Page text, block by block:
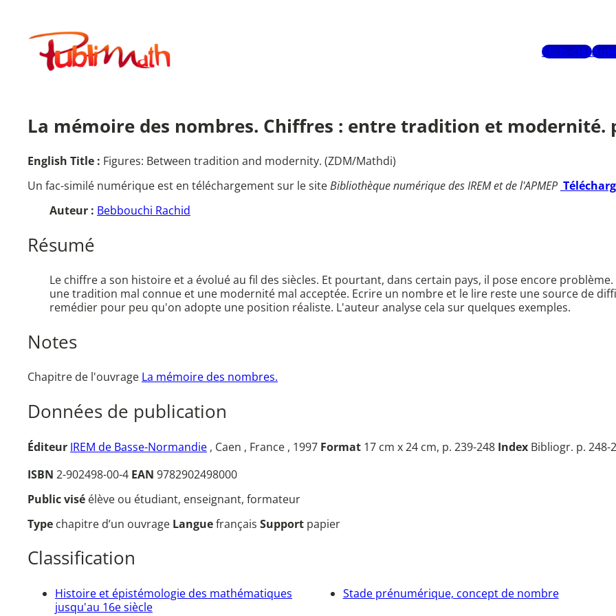
contenuPublimath
Mots-clés
La mémoire des nombres. Chiffres : entre tradition et modernité.
English Title : Figures: Between tradition and modernity. (ZDM/Mathdi)
Un fac-similé numérique est en téléchargement sur le siteBibliothèque numérique des IREM et de l'APMEP
Auteur : Bebbouchi Rachid
Résumé
Le chiffre a son histoire et a évolué au fil des siècles. Et pourtant, dans certain pays, il pose encore
une tradition mal connue et une modernité mal acceptée. Ecrire un nombre et le lire reste une source de
remédier pour peu qu'on adopte une position réaliste. L'auteur analyse cela sur quelques exemples.
Notes
Chapitre de l'ouvrage La mémoire des nombres.
Données de publication
Éditeur IREM de Basse-Normandie , Caen , France , 1997 Format 17 cm x 24 cm, p. 239-248 Index Bibliogr. p. 248-
ISBN 2-902498-00-4 EAN 9782902498000
Public visé élève ou étudiant, enseignant, formateur
Type chapitre d’un ouvrage Languefrançais Support papier
Classification
Histoire et épistémologie des mathématiques
jusqu'au 16e siècle
Stade prénumérique, concept de nombre